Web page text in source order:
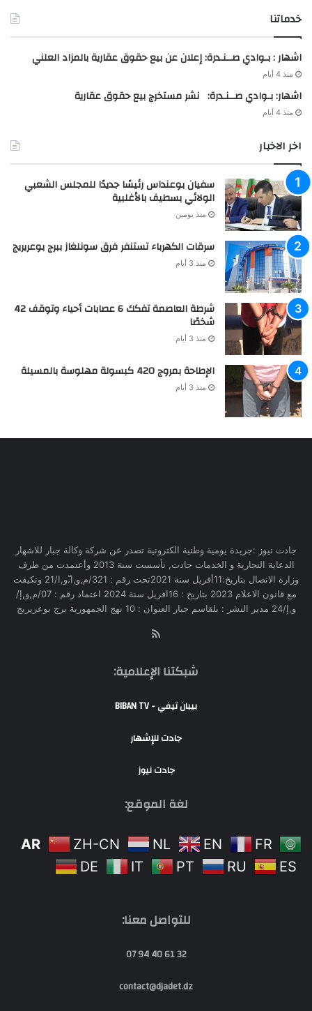
خدماتنا
اشهار : بـوادي صــنـدرة: إعلان عن بيع حقوق عقارية بالمزاد العلني
منذ 4 أيام
اشهار: بـوادي صــنـدرة: نشر مستخرج بيع حقوق عقارية
منذ 4 أيام
اخر الاخبار
سفيان بوعنداس رئيسًا جديدًا للمجلس الشعبي
الولائي بسطيف بالأغلبية
منذ يومين
سرقات الكهرباء تستنفر فرق سونلغاز ببرج بوعريريج
منذ 3 أيام
شرطة العاصمة تفكك 6 عصابات أحياء وتوقف 42
شخصًا
منذ 3 أيام
الإطاحة بمروج 420 كبسولة مهلوسة بالمسيلة
منذ 3 أيام
جادت نيوز :جريدة يومية وطنية الكترونية تصدر عن شركة وكالة جبار للاشهار
الدعاية التجارية و الخدمات جادت, تأسست سنة 2013 وأعتمدت من طرف
وزارة الاتصال بتاريخ:11أفريل سنة 2021تحت رقم : 321/م,و,ا,ّو,ا/21 وتكيفت
مع قانون الاعلام 2023 بتاريخ : 16افريل سنة 2024 اعتماد رقم : 07/م,و,إ/
و,إ/24 مدير النشر : بلقاسم جبار العنوان : 10 نهج الجمهورية برج بوعريريج
شبكتنا الإعلامية:
بيبان تيفي - BIBAN TV
جادت للإشهار
جادت نيوز
لغة الموقع:
AR ZH-CN NL EN
FR
DE
IT PT RU ES
للتواصل معنا:
32 61 40 94 07
contact@djadet.dz